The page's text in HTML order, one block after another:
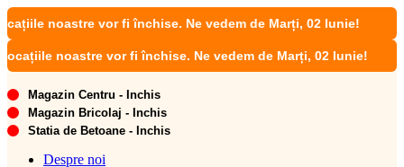
vor fi închise. Ne vedem de Marți, 02 Iunie!
noastre vor fi închise. Ne vedem de Marți, 02 Iunie!
Magazin Centru - Inchis
Magazin Bricolaj - Inchis
Statia de Betoane - Inchis
Despre noi